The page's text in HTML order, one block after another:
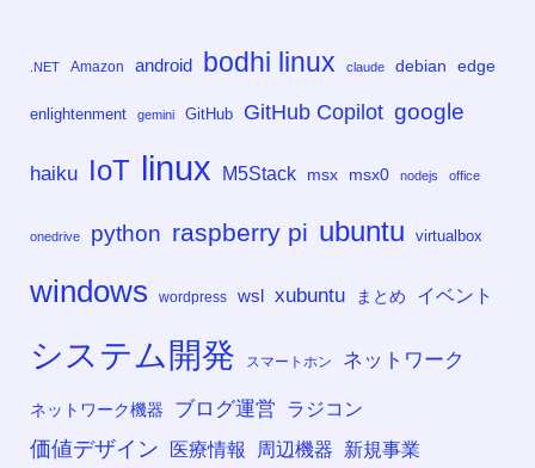
.NET Amazon android bodhi linux claude debian edge
enlightenment gemini GitHub GitHub Copilot google
haiku IoT linux M5Stack msx msx0 nodejs office
onedrive python raspberry pi ubuntu virtualbox
windows wordpress wsl xubuntu まとめ イベント
システム開発 スマートホン ネットワーク
ネットワーク機器 ブログ運営 ラジコン
価値デザイン 医療情報 周辺機器 新規事業